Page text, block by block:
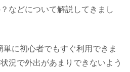
などについて解説してきまし
に初心者でもすぐ利用できま
況で外出があまりできないよう